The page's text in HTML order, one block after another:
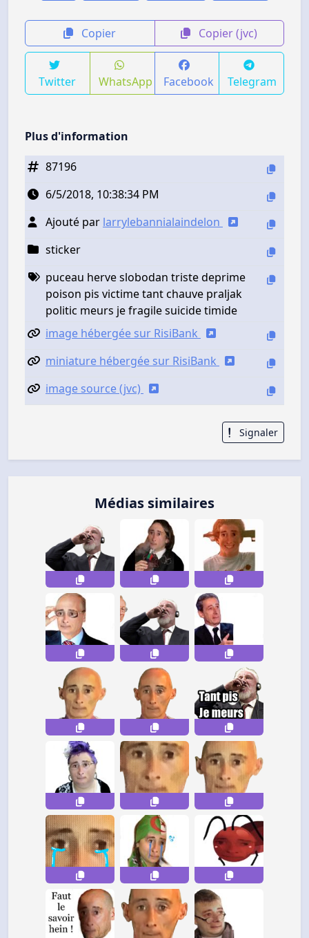
Copier Copier (jvc)
Twitter WhatsApp Facebook Telegram
Plus d'information
87196
6/5/2018, 10:38:34 PM
Ajouté par larrylebannialaindelon
sticker
puceau herve slobodan triste deprime
poison pis victime tant chauve praljak
politic meurs je fragile suicide timide
image hébergée sur RisiBank
miniature hébergée sur RisiBank
image source (jvc)
Signaler
Médias similaires